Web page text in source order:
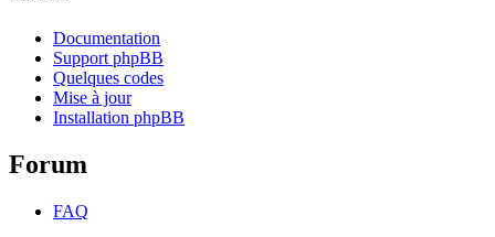
Documentation
Support phpBB
Quelques codes
Mise à jour
Installation phpBB
Forum
FAQ